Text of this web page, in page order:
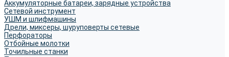
Аккумуляторные батареи, зарядные устройства
Сетевой инструмент
УШМ и шлифмашины
Дрели, миксеры, шуруповерты сетевые
Перфораторы
Отбойные молотки
Точильные станки